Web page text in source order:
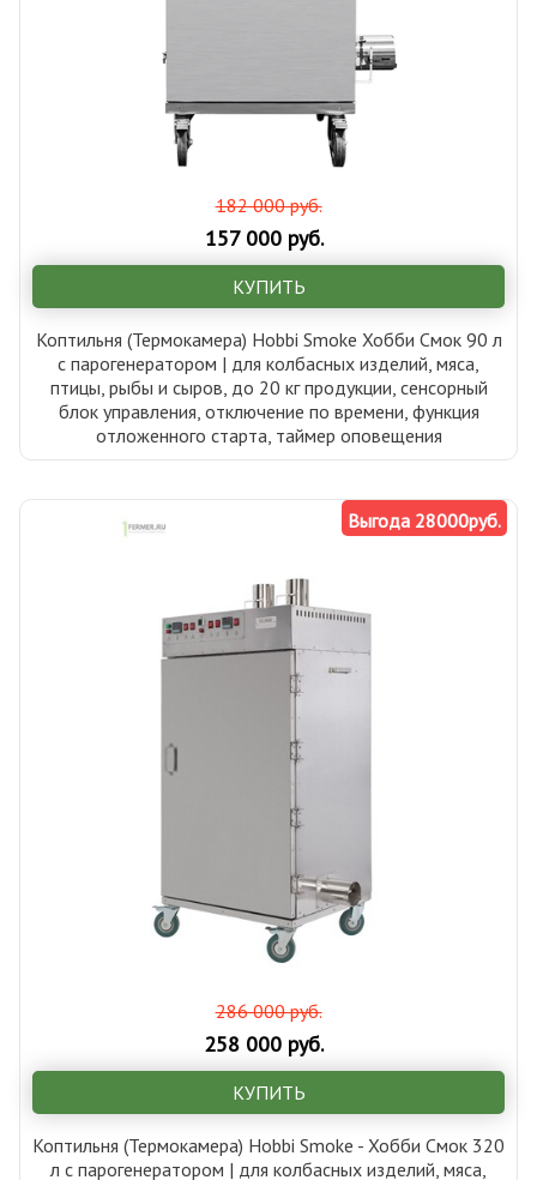
157 000 руб.
182 000 руб.
КУПИТЬ
Коптильня (Термокамера) Hobbi Smoke Хобби Смок 90 л
с парогенератором | для колбасных изделий, мяса,
птицы, рыбы и сыров, до 20 кг продукции, сенсорный
блок управления, отключение по времени, функция
отложенного старта, таймер оповещения
Выгода 28000руб.
258 000 руб.
286 000 руб.
КУПИТЬ
Коптильня (Термокамера) Hobbi Smoke - Хобби Смок 320
л с парогенератором | для колбасных изделий, мяса,